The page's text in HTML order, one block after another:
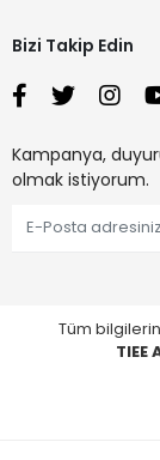
Bizi Takip Edin
Kampanya,
olmak istiyorum.
Tüm
TIEE